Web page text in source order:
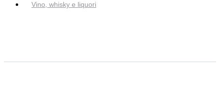
Vino, whisky e liquori